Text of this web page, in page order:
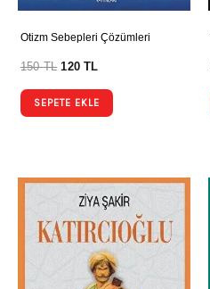
Otizm Sebepleri Çözümleri
150TL 120TL
SEPETE EKLE